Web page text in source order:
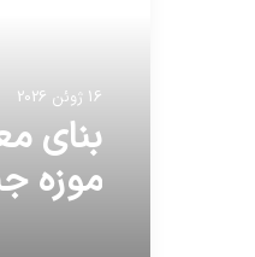
16 ژوئن 2026